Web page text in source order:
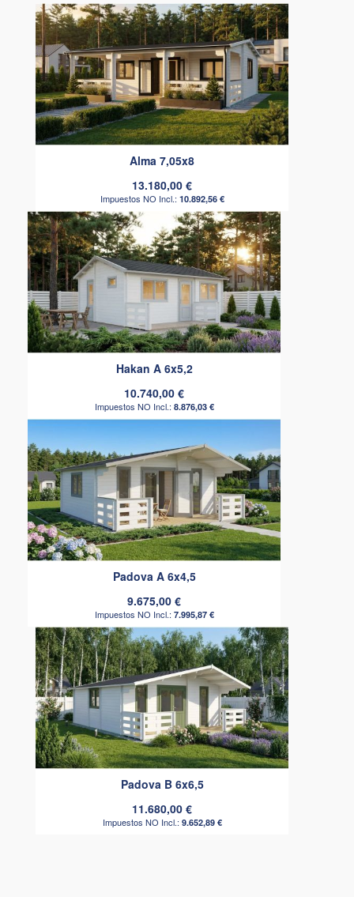
Alma 7,05x8
13.180,00 €
10.892,56 €
Hakan A 6x5,2
10.740,00 €
8.876,03 €
Padova A 6x4,5
9.675,00 €
7.995,87 €
Padova B 6x6,5
11.680,00 €
9.652,89 €